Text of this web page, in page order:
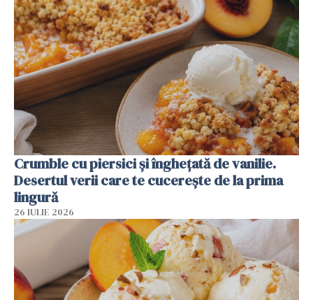
Crumble cu piersici și înghețată de vanilie.
Desertul verii care te cucerește de la prima
lingură
26 IULIE 2026